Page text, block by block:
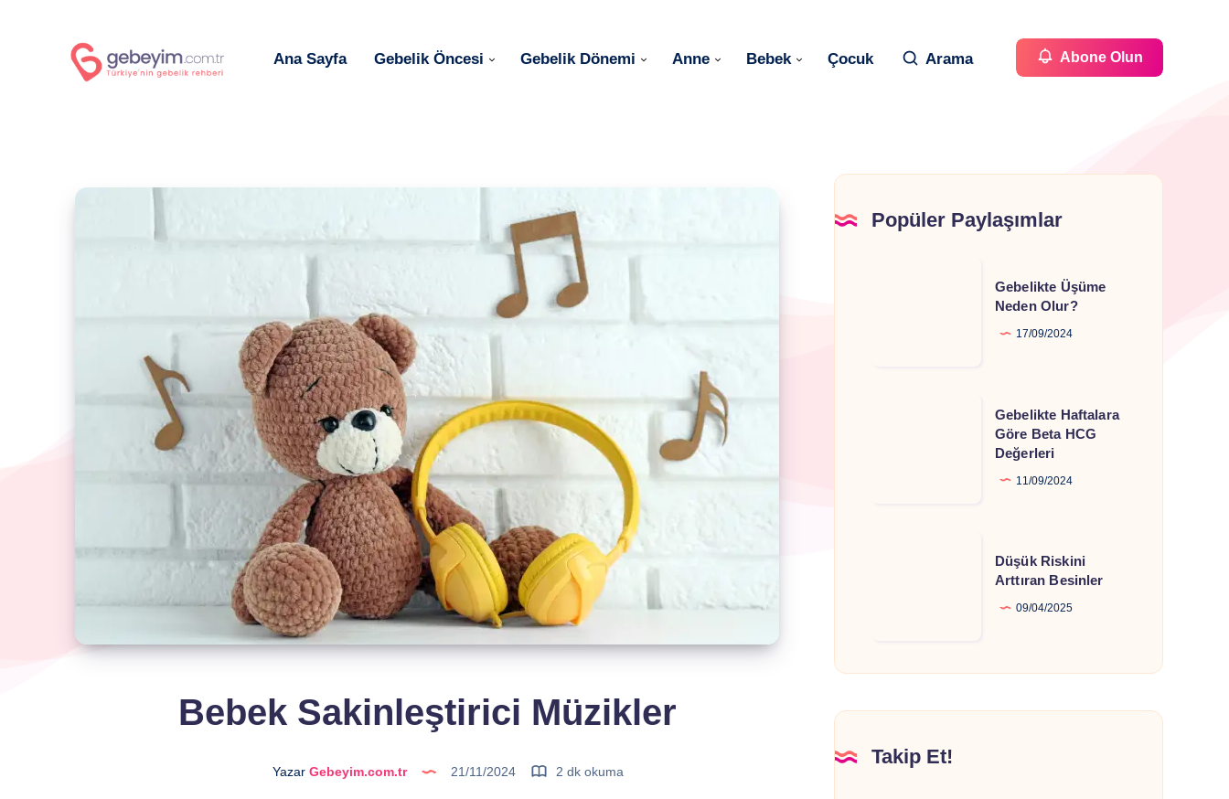
Ana Sayfa Gebelik Öncesi Gebelik Dönemi Anne Bebek Çocuk Arama Abone Olun
Bebek Sakinleştirici Müzikler
Yazar Gebeyim.com.tr 21/11/2024 2 dk okuma
Popüler Paylaşımlar
Gebelikte Üşüme
Neden Olur?
17/09/2024
Gebelikte Haftalara
Göre Beta HCG
Değerleri
11/09/2024
Düşük Riskini
Arttıran Besinler
09/04/2025
Takip Et!